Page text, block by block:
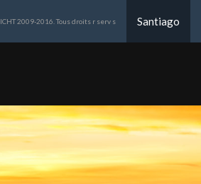
2009-2016. Tous droits r serv s Santiago